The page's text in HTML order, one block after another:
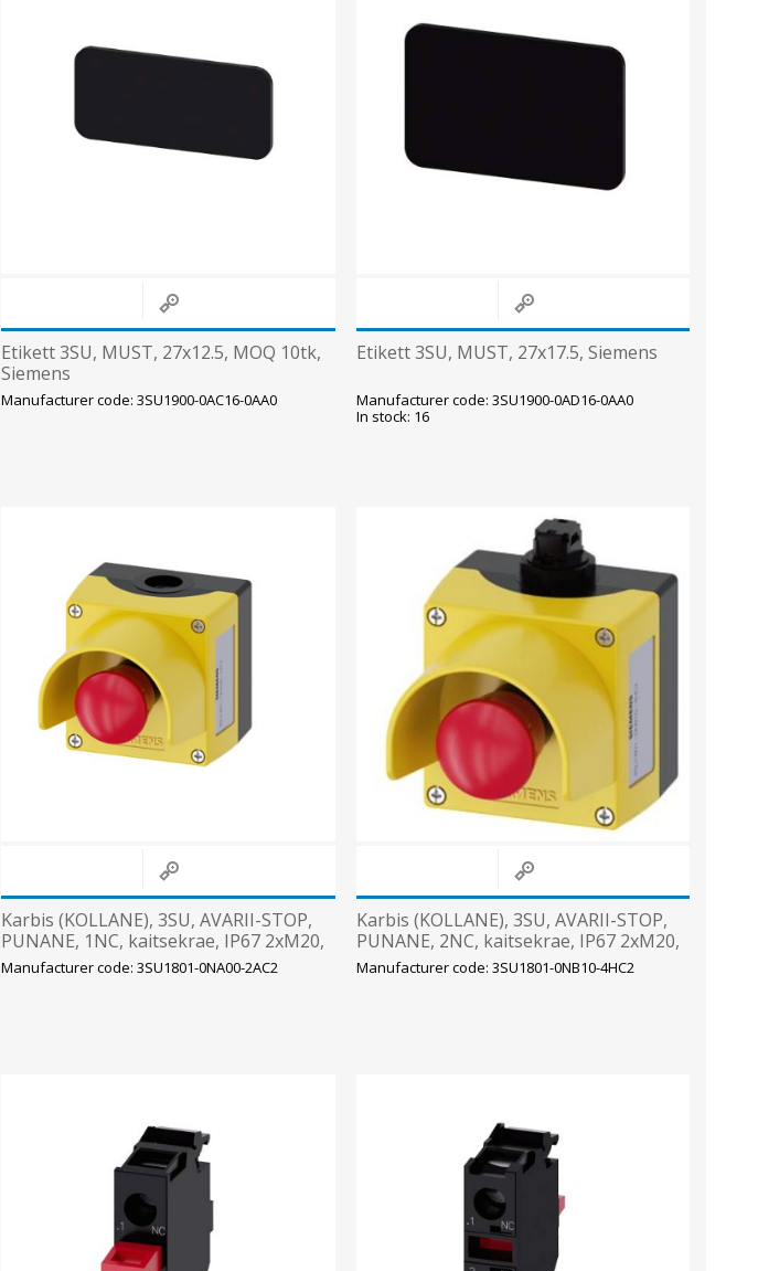
Etikett 3SU, MUST, 27x12.5, MOQ 10tk,
Siemens
Manufacturer code: 3SU1900-0AC16-0AA0
Etikett 3SU, MUST, 27x17.5, Siemens
Manufacturer code: 3SU1900-0AD16-0AA0
In stock: 16
Karbis (KOLLANE), 3SU, AVARII-STOP,
PUNANE, 1NC, kaitsekrae, IP67 2xM20,
Siemens
Manufacturer code: 3SU1801-0NA00-2AC2
Karbis (KOLLANE), 3SU, AVARII-STOP,
PUNANE, 2NC, kaitsekrae, IP67 2xM20,
Siemens
Manufacturer code: 3SU1801-0NB10-4HC2